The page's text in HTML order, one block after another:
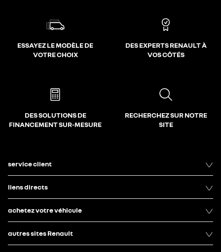
ESSAYEZ LE MODÈLE DE
VOTRE CHOIX
DES EXPERTS RENAULT À
VOS CÔTÉS
DES SOLUTIONS DE
FINANCEMENT SUR-MESURE
RECHERCHEZ SUR NOTRE
SITE
service client
liens directs
achetez votre véhicule
autres sites Renault